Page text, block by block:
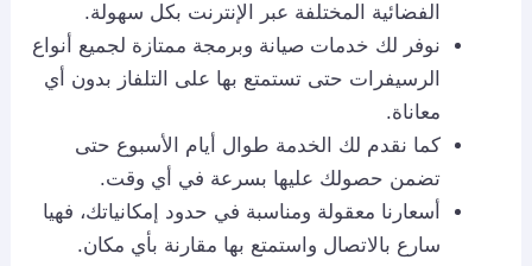
الفضائية المختلفة عبر الإنترنت بكل سهولة.
نوفر لك خدمات صيانة وبرمجة ممتازة لجميع أنواع
الرسيفرات حتى تستمتع بها على التلفاز بدون أي
معاناة.
كما نقدم لك الخدمة طوال أيام الأسبوع حتى
تضمن حصولك عليها بسرعة في أي وقت.
أسعارنا معقولة ومناسبة في حدود إمكانياتك، فهيا
سارع بالاتصال واستمتع بها مقارنة بأي مكان.